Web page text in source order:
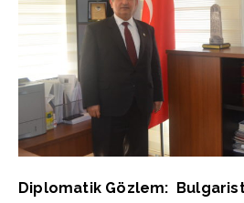
Diplomatik Gözlem: